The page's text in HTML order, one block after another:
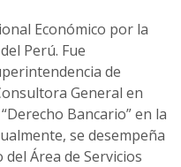
Económico por la
Perú. Fue
de
General en
Bancario” en la
se desempeña
Área de Servicios